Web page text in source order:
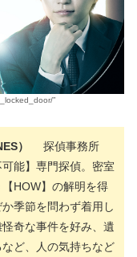
”
）
探偵事務所
能】専門探偵。密室
HOW】の解明を得
季節を問わず着用し
奇な事件を好み、遺
ど、人の気持ちなど